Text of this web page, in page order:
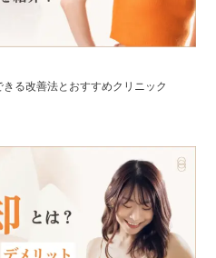
る改善法とおすすめクリニック